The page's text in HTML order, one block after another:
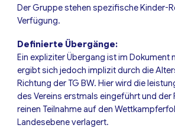
Der Gruppe stehen spezifische Kinder-
Verfügung.
Definierte Übergänge:
Ein expliziter Übergang ist im Dokument
ergibt sich jedoch implizit durch die
Richtung der TG BW. Hier wird die
des Vereins erstmals eingeführt und der
reinen Teilnahme auf den
Landesebene verlagert.